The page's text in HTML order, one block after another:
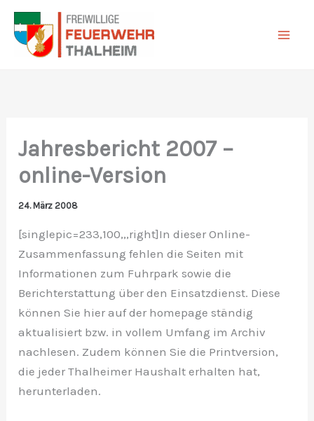
Zum
Inhalt
springen
Jahresbericht 2007 –
online-Version
24. März 2008
[singlepic=233,100,,,right]In dieser Online-
Zusammenfassung fehlen die Seiten mit
Informationen zum Fuhrpark sowie die
Berichterstattung über den Einsatzdienst. Diese
können Sie hier auf der homepage ständig
aktualisiert bzw. in vollem Umfang im Archiv
nachlesen. Zudem können Sie die Printversion,
die jeder Thalheimer Haushalt erhalten hat,
herunterladen.